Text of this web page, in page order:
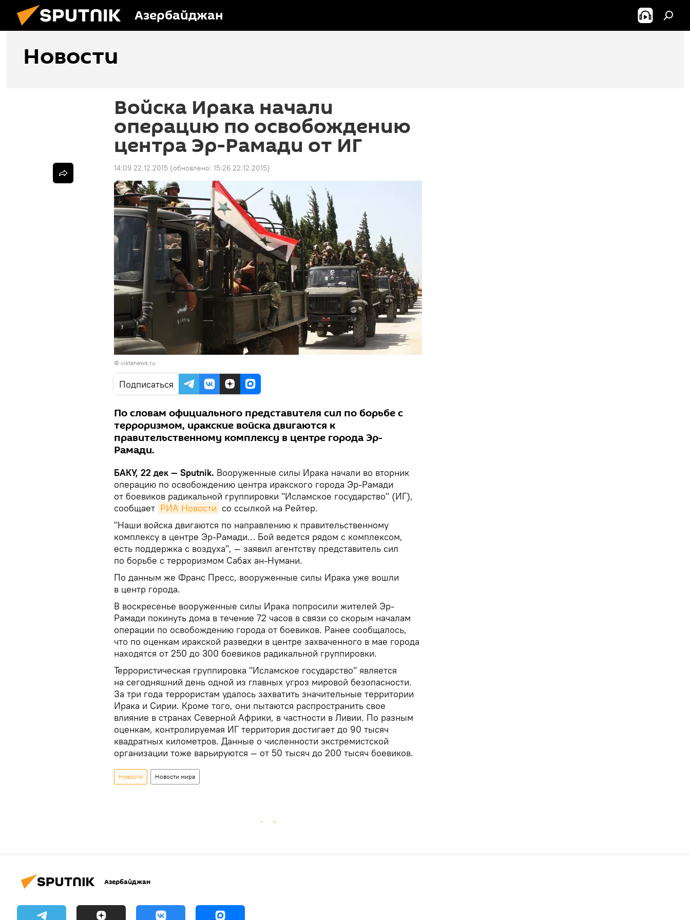
Азербайджан
Новости
Войска Ирака начали
операцию по освобождению
центра Эр-Рамади от ИГ
14:09 22.12.2015 (обновлено: 15:26 22.12.2015)
© vistanews.ru
Подписаться
По словам официального представителя сил по борьбе с
терроризмом, иракские войска двигаются к
правительственному комплексу в центре города Эр-
Рамади.
БАКУ, 22 дек — Sputnik. Вооруженные силы Ирака начали во вторник
операцию по освобождению центра иракского города Эр-Рамади
от боевиков радикальной группировки "Исламское государство" (ИГ),
сообщает РИА Новости со ссылкой на Рейтер.
"Наши войска двигаются по направлению к правительственному
комплексу в центре Эр-Рамади… Бой ведется рядом с комплексом,
есть поддержка с воздуха", — заявил агентству представитель сил
по борьбе с терроризмом Сабах ан-Нумани.
По данным же Франс Пресс, вооруженные силы Ирака уже вошли
в центр города.
В воскресенье вооруженные силы Ирака попросили жителей Эр-
Рамади покинуть дома в течение 72 часов в связи со скорым началам
операции по освобождению города от боевиков. Ранее сообщалось,
что по оценкам иракской разведки в центре захваченного в мае города
находятся от 250 до 300 боевиков радикальной группировки.
Террористическая группировка "Исламское государство" является
на сегодняшний день одной из главных угроз мировой безопасности.
За три года террористам удалось захватить значительные территории
Ирака и Сирии. Кроме того, они пытаются распространить свое
влияние в странах Северной Африки, в частности в Ливии. По разным
оценкам, контролируемая ИГ территория достигает до 90 тысяч
квадратных километров. Данные о численности экстремистской
организации тоже варьируются — от 50 тысяч до 200 тысяч боевиков.
Новости Новости мира
Азербайджан